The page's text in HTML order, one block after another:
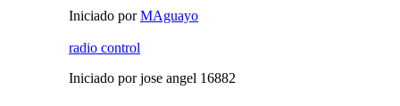
Iniciado porMAguayo
radio control
Iniciado por jose angel 16882